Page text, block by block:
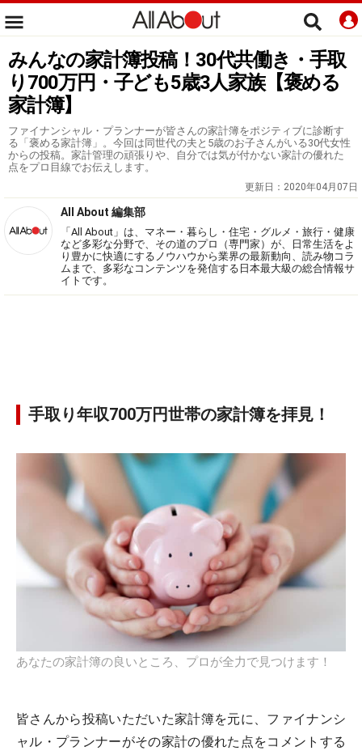
みんなの家計簿投稿！30代共働き・手取
り700万円・子ども5歳3人家族【褒める
家計簿】
ファイナンシャル・プランナーが皆さんの家計簿をポジティブに診断す
る「褒める家計簿」。今回は同世代の夫と5歳のお子さんがいる30代女性
からの投稿。家計管理の頑張りや、自分では気が付かない家計の優れた
点をプロ目線でお伝えします。
更新日： 2020年04月07日
All About 編集部
「All About」は、マネー・暮らし・住宅・グルメ・旅行・健康
など多彩な分野で、その道のプロ（専門家）が、日常生活をよ
り豊かに快適にするノウハウから業界の最新動向、読み物コラ
ムまで、多彩なコンテンツを発信する日本最大級の総合情報サ
イトです。
手取り年収700万円世帯の家計簿を拝見！
あなたの家計簿の良いところ、プロが全力で見つけます！
皆さんから投稿いただいた家計簿を元に、ファイナンシ
ャル・プランナーがその家計の優れた点をコメントする